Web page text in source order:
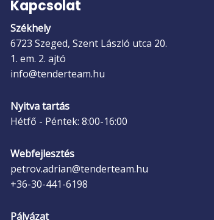
Kapcsolat
Székhely
6723 Szeged, Szent László utca 20.
1. em. 2. ajtó
info@tenderteam.hu
Nyitva tartás
Hétfő - Péntek: 8:00-16:00
Webfejlesztés
petrov.adrian@tenderteam.hu
+36-30-441-6198
Pályázat